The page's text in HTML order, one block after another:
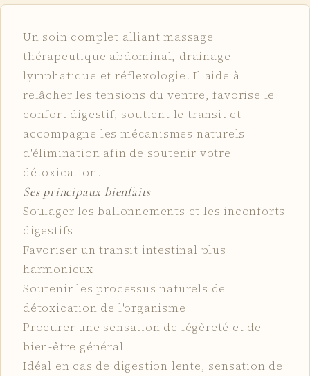
Un soin complet alliant massage
thérapeutique abdominal, drainage
lymphatique et réflexologie. Il aide à
relâcher les tensions du ventre, favorise le
confort digestif, soutient le transit et
accompagne les mécanismes naturels
d'élimination afin de soutenir votre
détoxication.
Ses principaux bienfaits
Soulager les ballonnements et les inconforts
digestifs
Favoriser un transit intestinal plus
harmonieux
Soutenir les processus naturels de
détoxication de l'organisme
Procurer une sensation de légèreté et de
bien-être général
Idéal en cas de digestion lente, sensation de